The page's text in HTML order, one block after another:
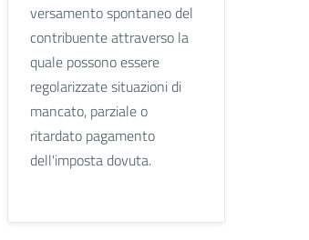
versamento spontaneo del
contribuente attraverso la
quale possono essere
regolarizzate situazioni di
mancato, parziale o
ritardato pagamento
dell'imposta dovuta.